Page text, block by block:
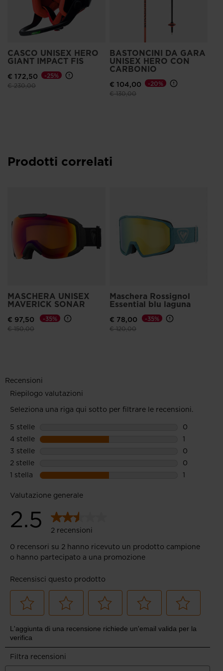
CASCO UNISEX HERO
GIANT IMPACT FIS
€ 172,50
Prezzo ridotto da
€ 230,00a
-25%
BASTONCINI DA GARA
UNISEX HERO CON
CARBONIO
€ 104,00
Prezzo ridotto da
€ 130,00a
-20%
Prodotti correlati
MASCHERA UNISEX
MAVERICK SONAR
€ 97,50
Prezzo ridotto da
€ 150,00a
-35%
Maschera Rossignol
Essential blu laguna
€ 78,00
Prezzo ridotto da
€ 120,00a
-35%